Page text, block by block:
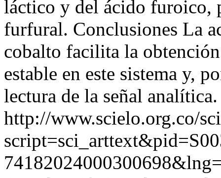
láctico y del ácido furoico,
furfural. Conclusiones La
cobalto facilita la
estable en este sistema y,
lectura de la señal analítica.
http://www.scielo.org.co/